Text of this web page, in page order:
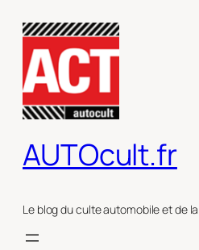
contenu
AUTOcult.fr
Le blog du culte automobile et de